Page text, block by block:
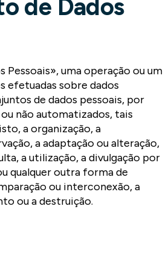
de Dados
Pessoais», uma operação ou um
efetuadas sobre dados
de dados pessoais, por
não automatizados, tais
a organização, a
a adaptação ou alteração,
a utilização, a divulgação por
qualquer outra forma de
ou interconexão, a
ou a destruição.